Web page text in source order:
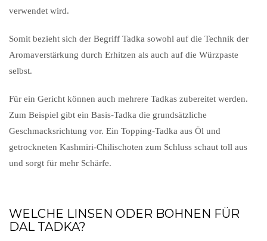
verwendet wird.
Somit bezieht sich der Begriff Tadka sowohl auf die Technik der
Aromaverstärkung durch Erhitzen als auch auf die Würzpaste
selbst.
Für ein Gericht können auch mehrere Tadkas zubereitet werden.
Zum Beispiel gibt ein Basis-Tadka die grundsätzliche
Geschmacksrichtung vor. Ein Topping-Tadka aus Öl und
getrockneten Kashmiri-Chilischoten zum Schluss schaut toll aus
und sorgt für mehr Schärfe.
WELCHE LINSEN ODER BOHNEN FÜR
DAL TADKA?